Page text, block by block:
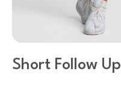
Short Follow Up